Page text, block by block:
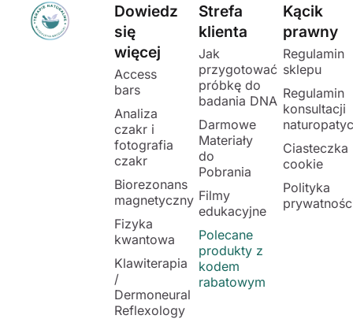
Dowiedz
się
więcej
Access
bars
Analiza
czakr i
fotografia
czakr
Biorezonans
magnetyczny
Fizyka
kwantowa
Klawiterapia
/
Dermoneural
Reflexology
Strefa
klienta
Jak
przygotować
próbkę do
badania DNA
Darmowe
Materiały
do
Pobrania
Filmy
edukacyjne
Polecane
produkty z
kodem
rabatowym
Kącik
prawny
Regulamin
sklepu
Regulamin
konsultacji
Ciasteczka
cookie
Polityka